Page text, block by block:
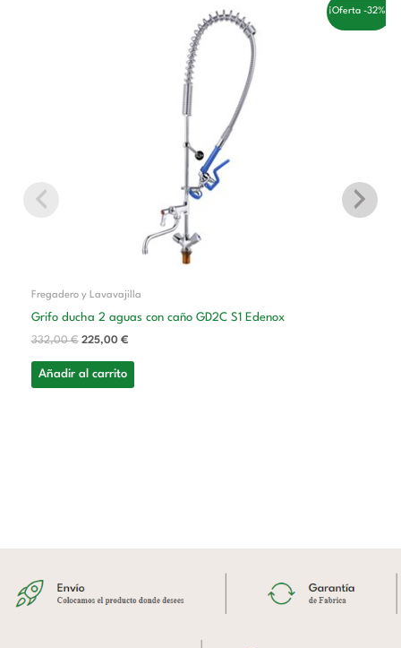
¡Oferta -32%!
Fregadero y Lavavajilla
Grifo ducha 2 aguas con caño GD2C S1 Edenox
332,00€ 225,00 €
Añadir al carrito